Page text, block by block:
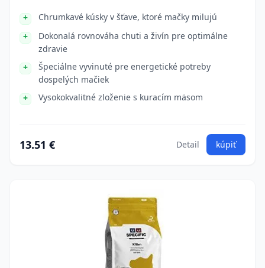
Chrumkavé kúsky v šťave, ktoré mačky milujú
Dokonalá rovnováha chuti a živín pre optimálne
zdravie
Špeciálne vyvinuté pre energetické potreby
dospelých mačiek
Vysokokvalitné zloženie s kuracím mäsom
13.51 € Detail kúpiť